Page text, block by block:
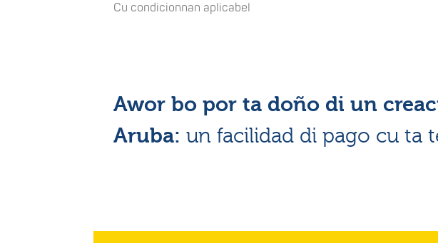
Cu condicionnan aplicabel
Awor bo por ta doño di un
Aruba: un facilidad di pago cu ta